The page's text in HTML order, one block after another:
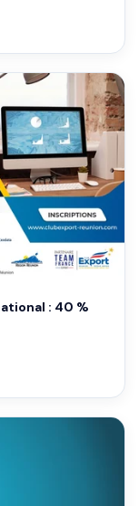
: 40 %